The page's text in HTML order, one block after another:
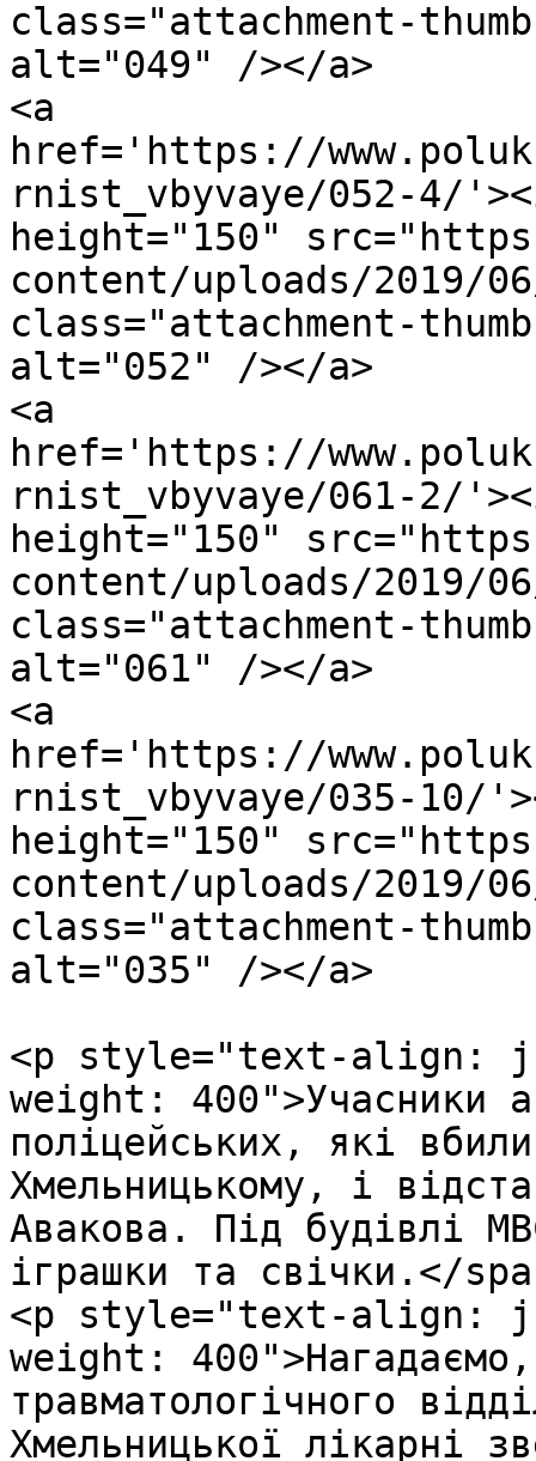
class="attachment-
alt="049" /></a>
<a
href='https://
rnist_vbyvaye/052-4/
height="150"
content/uploads/2019/
class="attachment-
alt="052" /></a>
<a
href='https://
rnist_vbyvaye/061-2/
height="150"
content/uploads/2019/
class="attachment-
alt="061" /></a>
<a
href='https://
rnist_vbyvaye/035-10/
height="150"
content/uploads/2019/
class="attachment-
alt="035" /></a>
<p style="text-align:
weight: 400">Учасники
поліцейських, які
Хмельницькому, і
Авакова. Під будівлі
іграшки та свічки.</
<p style="text-align:
weight:
травматологічного
Хмельницької лікарні